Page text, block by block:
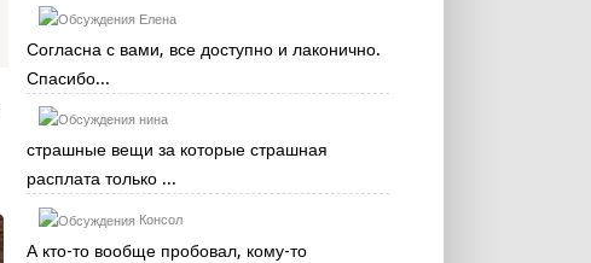
Елена
Согласна с вами, все доступно и лаконично.
Спасибо...
нина
страшные вещи за которые страшная
расплата только ...
Консол
А кто-то вообще пробовал, кому-то